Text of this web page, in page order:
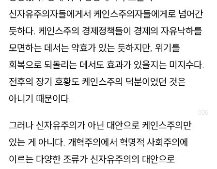
신자유주의자들에게서 케인스주의자들에게로 넘어간
듯하다. 케인스주의 경제정책들이 경제의 자유낙하를
모면하는 데서는 약효가 있는 듯하지만, 위기를
회복으로 되돌리는 데서도 효과가 있을지는 미지수다.
전후의 장기 호황도 케인스주의 덕분이었던 것은
아니기 때문이다.
그러나 신자유주의가 아닌 대안으로 케인스주의만
있는 게 아니다. 개혁주의에서 혁명적 사회주의에
이르는 다양한 조류가 신자유주의의 대안으로